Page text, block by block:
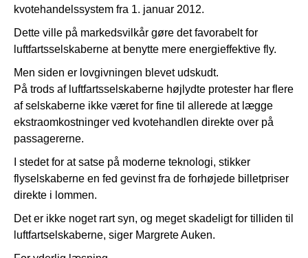
kvotehandelssystem fra 1. januar 2012.
Dette ville på markedsvilkår gøre det favorabelt for
luftfartsselskaberne at benytte mere energieffektive fly.
Men siden er lovgivningen blevet udskudt.
På trods af luftfartsselskaberne højlydte protester har flere
af selskaberne ikke været for fine til allerede at lægge
ekstraomkostninger ved kvotehandlen direkte over på
passagererne.
I stedet for at satse på moderne teknologi, stikker
flyselskaberne en fed gevinst fra de forhøjede billetpriser
direkte i lommen.
Det er ikke noget rart syn, og meget skadeligt for tilliden til
luftfartselskaberne, siger Margrete Auken.